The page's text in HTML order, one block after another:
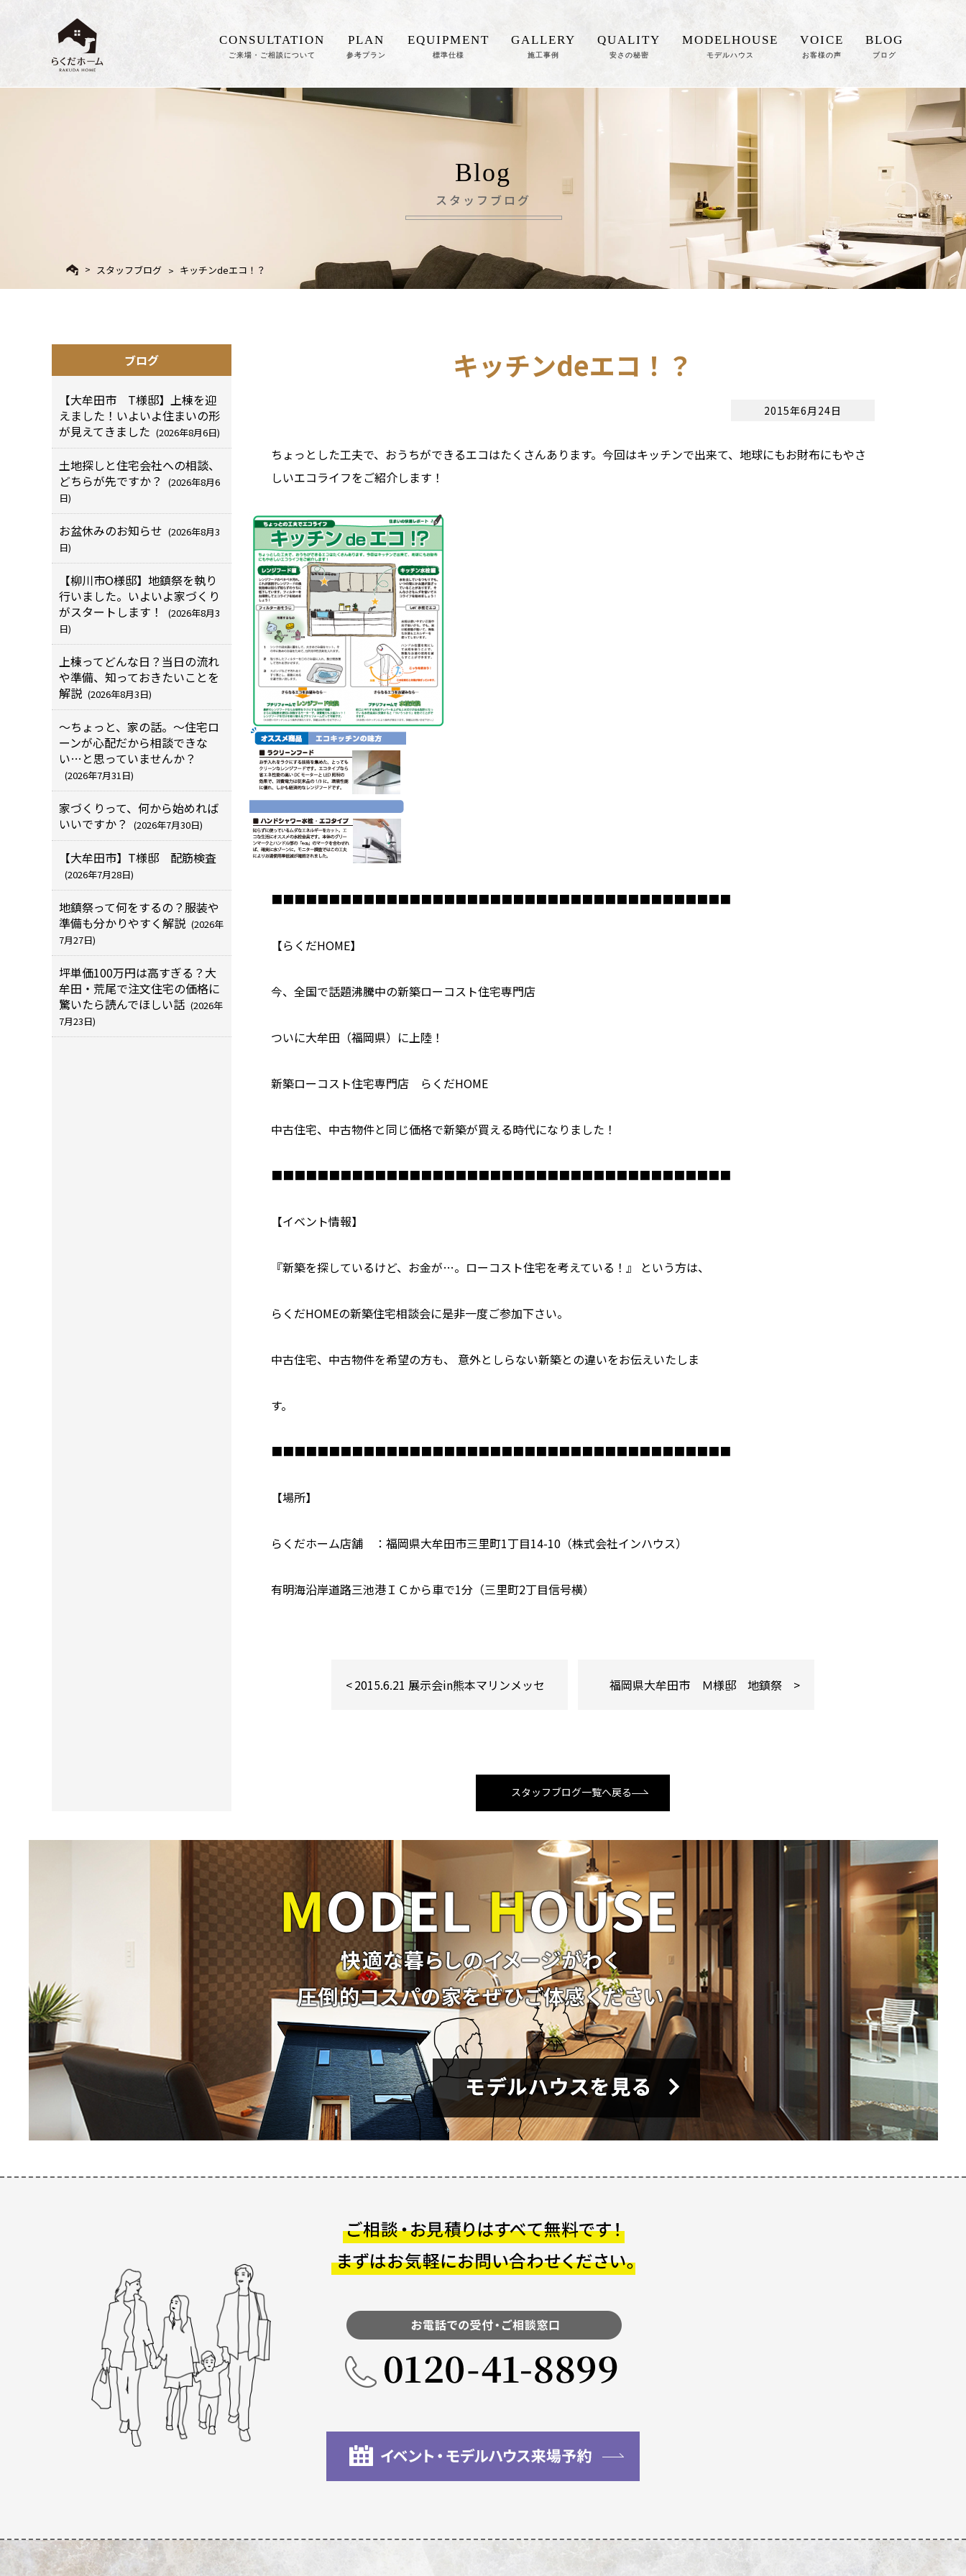
CONSULTATION
ご来場・ご相談について
PLAN
参考プラン
EQUIPMENT
標準仕様
GALLERY
施工事例
QUALITY
安さの秘密
MODELHOUSE
モデルハウス
VOICE
お客様の声
BLOG
ブログ
Blog
スタッフブログ
スタッフブログ キッチンdeエコ！？
キッチンdeエコ！？
2015年6月24日
ちょっとした工夫で、おうちができるエコはたくさんあります。今回はキッチンで出来て、地球にもお財布にもやさ
しいエコライフをご紹介します！
■■■■■■■■■■■■■■■■■■■■■■■■■■■■■■■■■■■■■■■■
【らくだHOME】
今、全国で話題沸騰中の新築ローコスト住宅専門店
ついに大牟田（福岡県）に上陸！
新築ローコスト住宅専門店 らくだHOME
中古住宅、中古物件と同じ価格で新築が買える時代になりました！
■■■■■■■■■■■■■■■■■■■■■■■■■■■■■■■■■■■■■■■■
【イベント情報】
『新築を探しているけど、お金が…。ローコスト住宅を考えている！』 という方は、
らくだHOMEの新築住宅相談会に是非一度ご参加下さい。
中古住宅、中古物件を希望の方も、 意外としらない新築との違いをお伝えいたしま
す。
■■■■■■■■■■■■■■■■■■■■■■■■■■■■■■■■■■■■■■■■
【場所】
らくだホーム店舗 ：福岡県大牟田市三里町1丁目14-10（株式会社インハウス）
有明海沿岸道路三池港ＩＣから車で1分（三里町2丁目信号横）
2015.6.21 展示会in熊本マリンメッセ 福岡県大牟田市 Ｍ様邸 地鎮祭
スタッフブログ一覧へ戻る
ブログ
【大牟田市 T様邸】上棟を迎
えました！いよいよ住まいの形
が見えてきました (2026年8月6日)
土地探しと住宅会社への相談、
どちらが先ですか？
(2026年8月6
日)
お盆休みのお知らせ (2026年8月3
日)
【柳川市O様邸】地鎮祭を執り
行いました。いよいよ家づくり
がスタートします！
(2026年8月3
日)
上棟ってどんな日？当日の流れ
や準備、知っておきたいことを
解説 (2026年8月3日)
～ちょっと、家の話。～住宅ロ
ーンが心配だから相談できな
い…と思っていませんか？
(2026年7月31日)
家づくりって、何から始めれば
いいですか？
(2026年7月30日)
【大牟田市】T様邸 配筋検査
(2026年7月28日)
地鎮祭って何をするの？服装や
準備も分かりやすく解説 (2026年
7月27日)
坪単価100万円は高すぎる？大
牟田・荒尾で注文住宅の価格に
驚いたら読んでほしい話 (2026年
7月23日)